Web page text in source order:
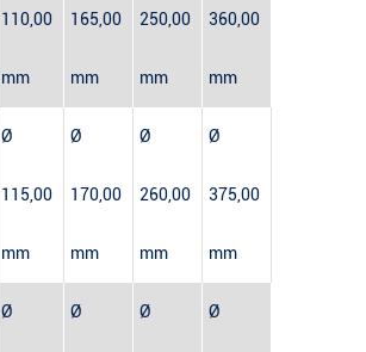
110,00
mm
165,00
mm
250,00
mm
360,00
mm
Ø
115,00
mm
Ø
170,00
mm
Ø
260,00
mm
Ø
375,00
mm
Ø Ø Ø Ø